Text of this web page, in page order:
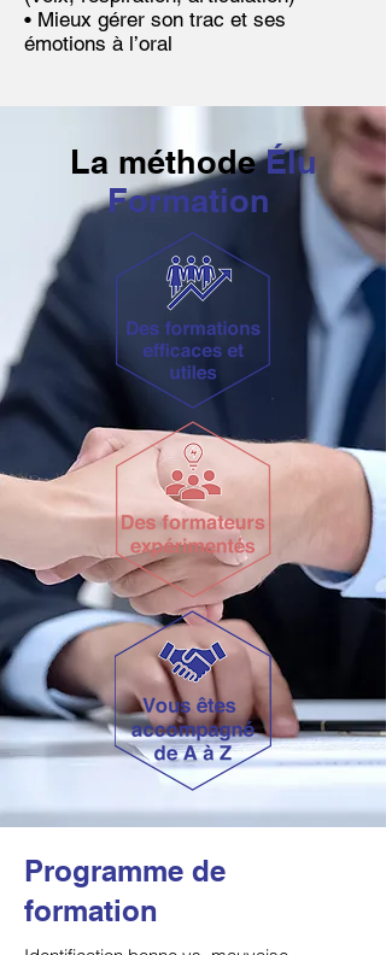
• Mieux gérer son trac et ses
émotions à l’oral
La méthodeÉlu
Formation
Programme de
formation